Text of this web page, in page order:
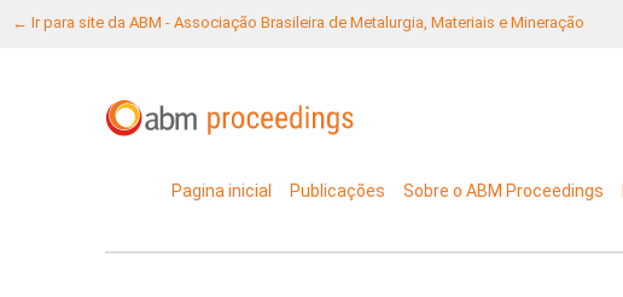
← Ir para site da ABM - Associação Brasileira de Metalurgia, Materiais e Mineração
Pagina inicial Publicações Sobre o ABM Proceedings